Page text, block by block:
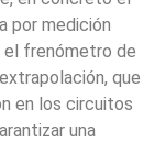
por medición
frenómetro de
que
en los circuitos
una